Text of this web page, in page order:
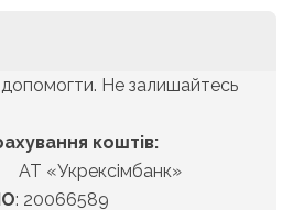
Не залишайтесь
коштів:
«Укрексімбанк»
: 20066589